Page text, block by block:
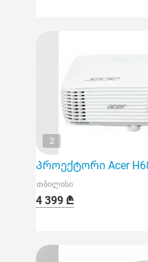
2
Პროექტორი Acer
თბილისი
4 399 ₾